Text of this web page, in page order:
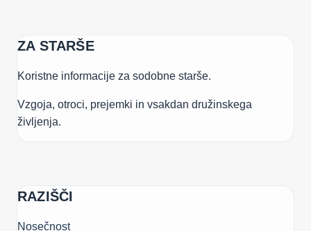
ZA STARŠE
Koristne informacije za sodobne starše.
Vzgoja, otroci, prejemki in vsakdan družinskega
življenja.
RAZIŠČI
Nosečnost